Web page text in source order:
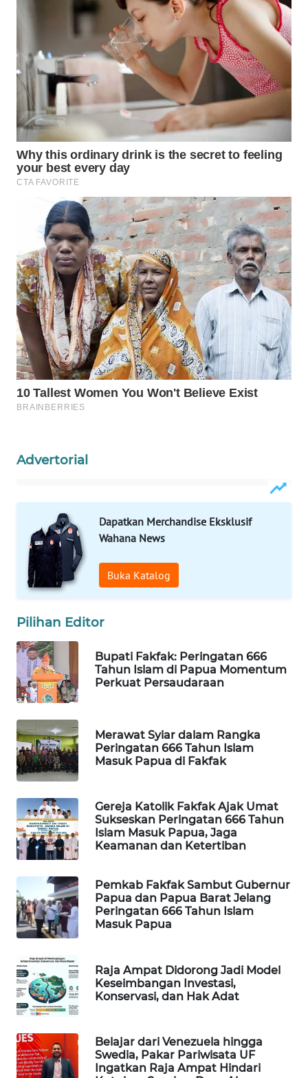
Advertorial
Dapatkan Merchandise Eksklusif
Wahana News
Buka Katalog
Pilihan Editor
Bupati Fakfak: Peringatan 666
Tahun Islam di Papua Momentum
Perkuat Persaudaraan
Merawat Syiar dalam Rangka
Peringatan 666 Tahun Islam
Masuk Papua di Fakfak
Gereja Katolik Fakfak Ajak Umat
Sukseskan Peringatan 666 Tahun
Islam Masuk Papua, Jaga
Keamanan dan Ketertiban
Pemkab Fakfak Sambut Gubernur
Papua dan Papua Barat Jelang
Peringatan 666 Tahun Islam
Masuk Papua
Raja Ampat Didorong Jadi Model
Keseimbangan Investasi,
Konservasi, dan Hak Adat
Belajar dari Venezuela hingga
Swedia, Pakar Pariwisata UF
Ingatkan Raja Ampat Hindari
WAHANANEWS
CO ID
WAHANANEWS
NET
WAHANA
WAHANA
UMKM
WAHANA
SELEB
WAHANA
PERSONA
WAHANA
OTOMOTIF
DESA
WISATA
LAPAK
WAHANA
Wahana
Network
KONSUMEN
LISTRIK
MASYARAKAT
KELISTRIKAN
WALINKI
ID
MAWAKA
ID
MARTABAT
PLN
WATCH
MKLI
LPKKI
KOPEKLIN